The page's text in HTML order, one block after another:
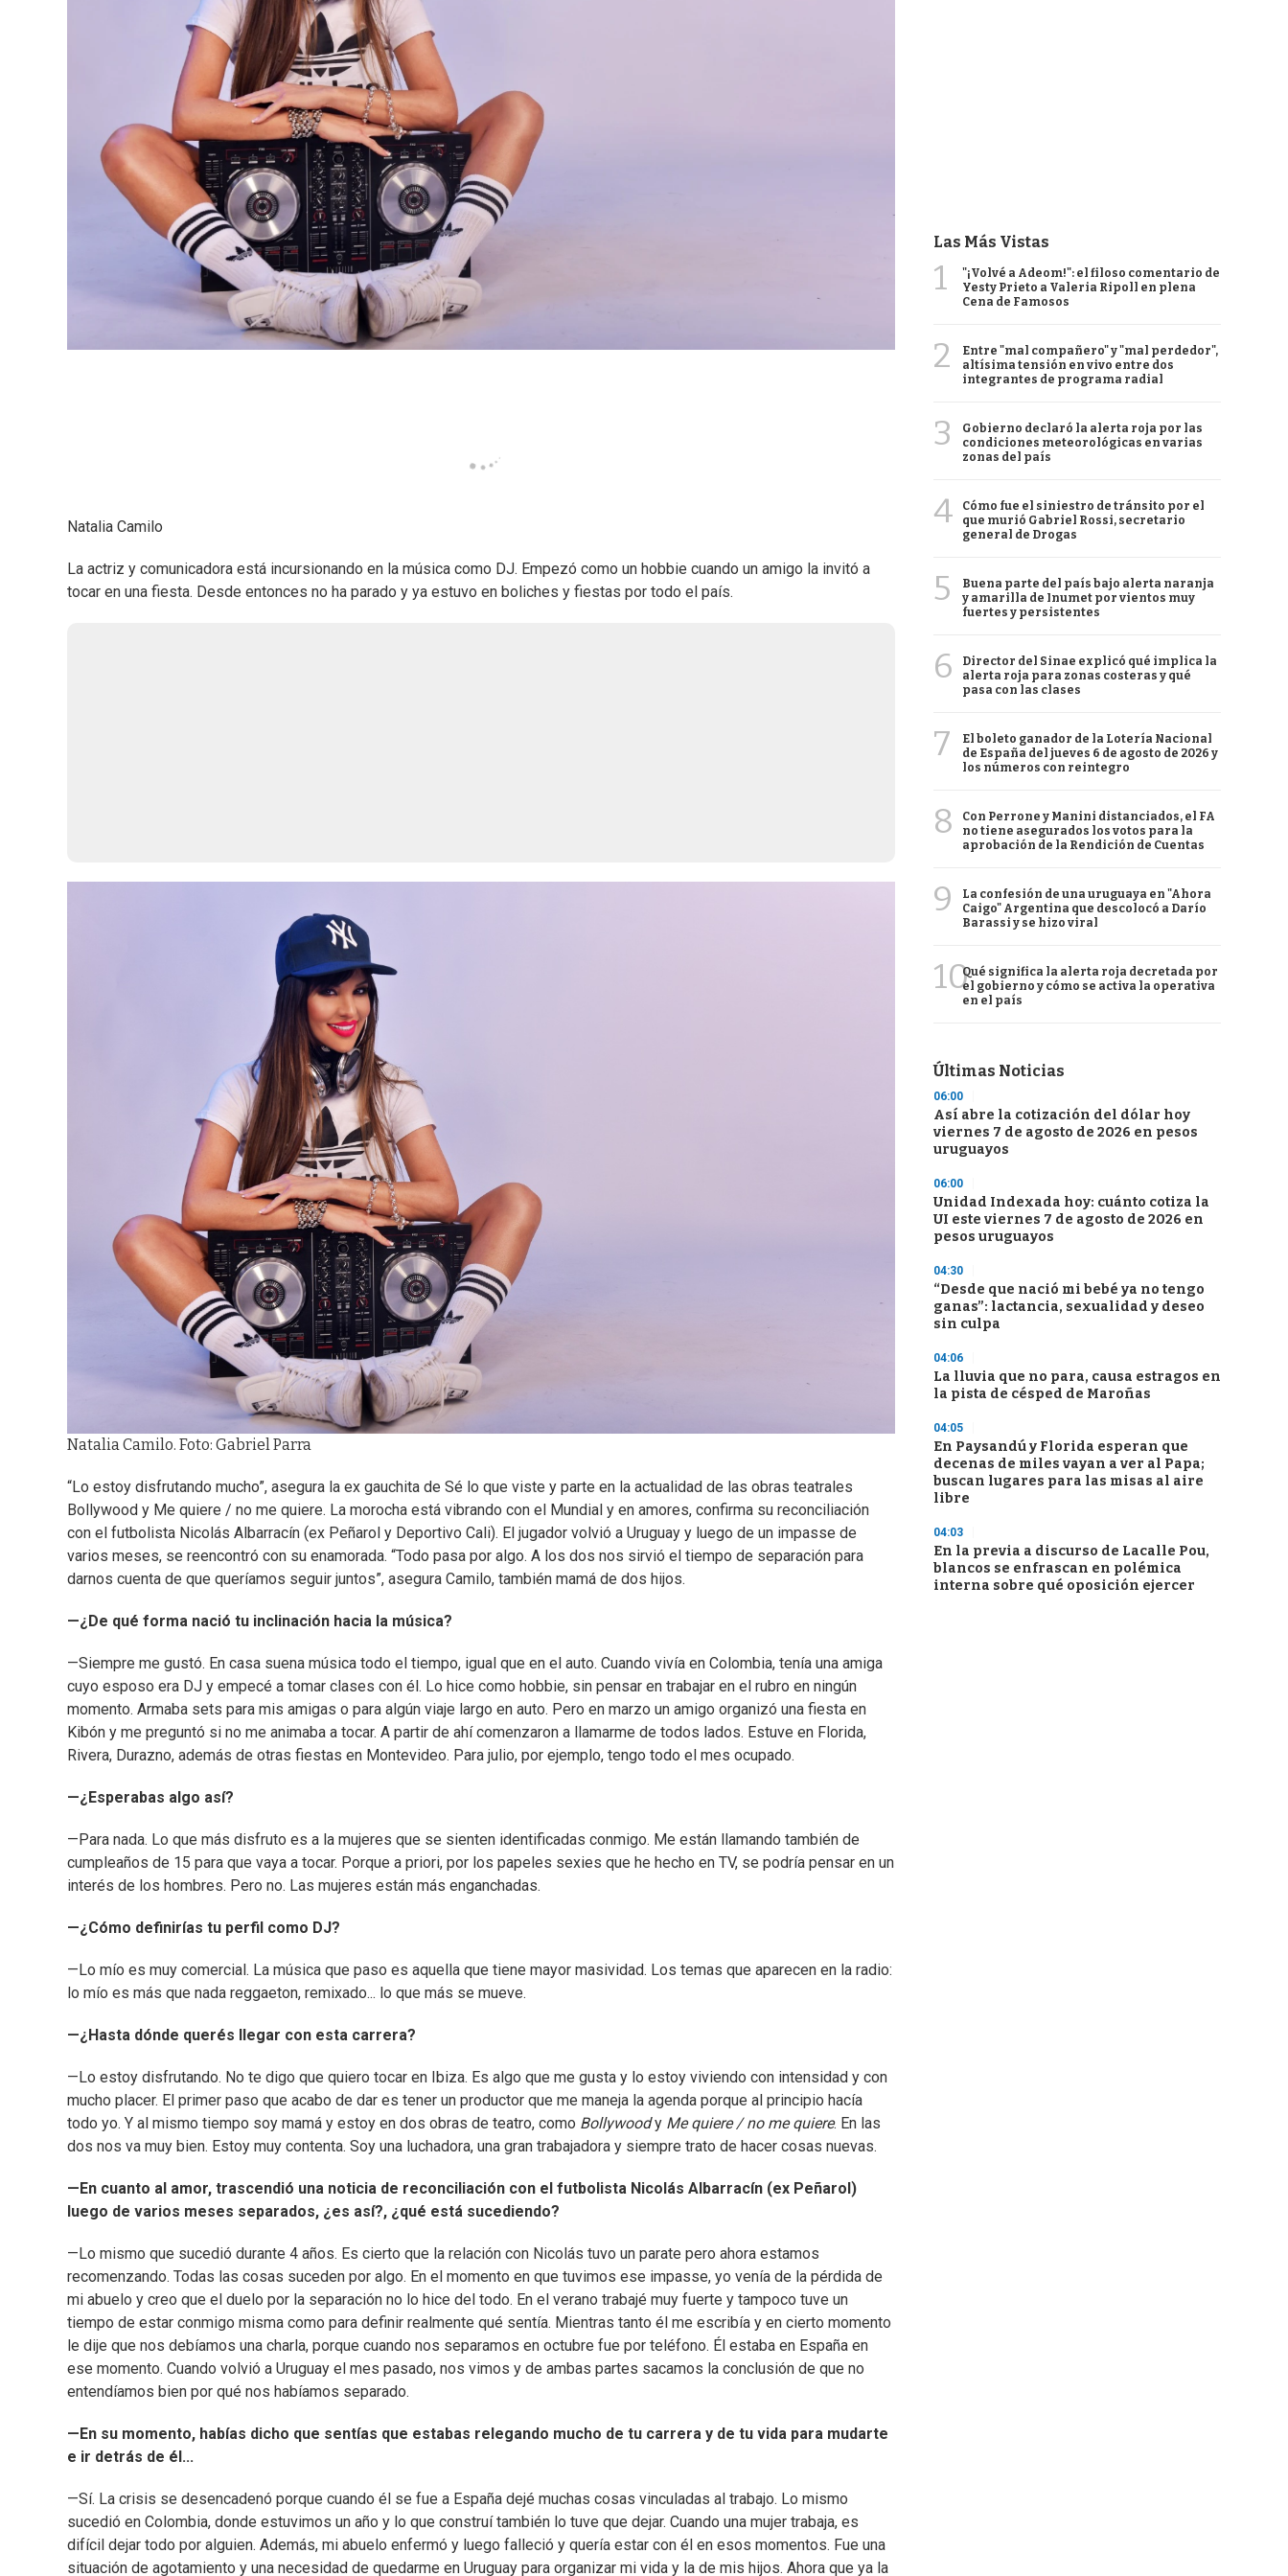
Natalia Camilo
La actriz y comunicadora está incursionando en la música como DJ. Empezó como un hobbie cuando un amigo la invitó a
tocar en una fiesta. Desde entonces no ha parado y ya estuvo en boliches y fiestas por todo el país.
Natalia Camilo. Foto: Gabriel Parra
“Lo estoy disfrutando mucho”, asegura la ex gauchita de Sé lo que viste y parte en la actualidad de las obras teatrales
Bollywood y Me quiere / no me quiere. La morocha está vibrando con el Mundial y en amores, confirma su reconciliación
con el futbolista Nicolás Albarracín (ex Peñarol y Deportivo Cali). El jugador volvió a Uruguay y luego de un impasse de
varios meses, se reencontró con su enamorada. “Todo pasa por algo. A los dos nos sirvió el tiempo de separación para
darnos cuenta de que queríamos seguir juntos”, asegura Camilo, también mamá de dos hijos.
—¿De qué forma nació tu inclinación hacia la música?
—Siempre me gustó. En casa suena música todo el tiempo, igual que en el auto. Cuando vivía en Colombia, tenía una amiga
cuyo esposo era DJ y empecé a tomar clases con él. Lo hice como hobbie, sin pensar en trabajar en el rubro en ningún
momento. Armaba sets para mis amigas o para algún viaje largo en auto. Pero en marzo un amigo organizó una fiesta en
Kibón y me preguntó si no me animaba a tocar. A partir de ahí comenzaron a llamarme de todos lados. Estuve en Florida,
Rivera, Durazno, además de otras fiestas en Montevideo. Para julio, por ejemplo, tengo todo el mes ocupado.
—¿Esperabas algo así?
—Para nada. Lo que más disfruto es a la mujeres que se sienten identificadas conmigo. Me están llamando también de
cumpleaños de 15 para que vaya a tocar. Porque a priori, por los papeles sexies que he hecho en TV, se podría pensar en un
interés de los hombres. Pero no. Las mujeres están más enganchadas.
—¿Cómo definirías tu perfil como DJ?
—Lo mío es muy comercial. La música que paso es aquella que tiene mayor masividad. Los temas que aparecen en la radio:
lo mío es más que nada reggaeton, remixado... lo que más se mueve.
—¿Hasta dónde querés llegar con esta carrera?
—Lo estoy disfrutando. No te digo que quiero tocar en Ibiza. Es algo que me gusta y lo estoy viviendo con intensidad y con
mucho placer. El primer paso que acabo de dar es tener un productor que me maneja la agenda porque al principio hacía
todo yo. Y al mismo tiempo soy mamá y estoy en dos obras de teatro, como Bollywoody Me quiere / no me quiere. En las
dos nos va muy bien. Estoy muy contenta. Soy una luchadora, una gran trabajadora y siempre trato de hacer cosas nuevas.
—En cuanto al amor, trascendió una noticia de reconciliación con el futbolista Nicolás Albarracín (ex Peñarol)
luego de varios meses separados, ¿es así?, ¿qué está sucediendo?
—Lo mismo que sucedió durante 4 años. Es cierto que la relación con Nicolás tuvo un parate pero ahora estamos
recomenzando. Todas las cosas suceden por algo. En el momento en que tuvimos ese impasse, yo venía de la pérdida de
mi abuelo y creo que el duelo por la separación no lo hice del todo. En el verano trabajé muy fuerte y tampoco tuve un
tiempo de estar conmigo misma como para definir realmente qué sentía. Mientras tanto él me escribía y en cierto momento
le dije que nos debíamos una charla, porque cuando nos separamos en octubre fue por teléfono. Él estaba en España en
ese momento. Cuando volvió a Uruguay el mes pasado, nos vimos y de ambas partes sacamos la conclusión de que no
entendíamos bien por qué nos habíamos separado.
—En su momento, habías dicho que sentías que estabas relegando mucho de tu carrera y de tu vida para mudarte
e ir detrás de él...
—Sí. La crisis se desencadenó porque cuando él se fue a España dejé muchas cosas vinculadas al trabajo. Lo mismo
sucedió en Colombia, donde estuvimos un año y lo que construí también lo tuve que dejar. Cuando una mujer trabaja, es
difícil dejar todo por alguien. Además, mi abuelo enfermó y luego falleció y quería estar con él en esos momentos. Fue una
situación de agotamiento y una necesidad de quedarme en Uruguay para organizar mi vida y la de mis hijos. Ahora que ya la
Las Más Vistas
1
"¡Volvé a Adeom!": el filoso comentario de
Yesty Prieto a Valeria Ripoll en plena
Cena de Famosos
2
Entre "mal compañero" y "mal perdedor",
altísima tensión en vivo entre dos
integrantes de programa radial
3
Gobierno declaró la alerta roja por las
condiciones meteorológicas en varias
zonas del país
4
Cómo fue el siniestro de tránsito por el
que murió Gabriel Rossi, secretario
general de Drogas
5
Buena parte del país bajo alerta naranja
y amarilla de Inumet por vientos muy
fuertes y persistentes
6
Director del Sinae explicó qué implica la
alerta roja para zonas costeras y qué
pasa con las clases
7
El boleto ganador de la Lotería Nacional
de España del jueves 6 de agosto de 2026 y
los números con reintegro
8
Con Perrone y Manini distanciados, el FA
no tiene asegurados los votos para la
aprobación de la Rendición de Cuentas
9
La confesión de una uruguaya en "Ahora
Caigo" Argentina que descolocó a Darío
Barassi y se hizo viral
10Qué significa la alerta roja decretada por
el gobierno y cómo se activa la operativa
en el país
Últimas Noticias
06:00
Así abre la cotización del dólar hoy
viernes 7 de agosto de 2026 en pesos
uruguayos
06:00
Unidad Indexada hoy: cuánto cotiza la
UI este viernes 7 de agosto de 2026 en
pesos uruguayos
04:30
“Desde que nació mi bebé ya no tengo
ganas”: lactancia, sexualidad y deseo
sin culpa
04:06
La lluvia que no para, causa estragos en
la pista de césped de Maroñas
04:05
En Paysandú y Florida esperan que
decenas de miles vayan a ver al Papa;
buscan lugares para las misas al aire
libre
04:03
En la previa a discurso de Lacalle Pou,
blancos se enfrascan en polémica
interna sobre qué oposición ejercer